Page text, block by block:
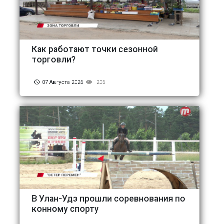
Как работают точки сезонной
торговли?
07 Августа 2026 206
В Улан-Удэ прошли соревнования по
конному спорту